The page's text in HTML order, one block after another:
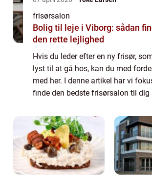
frisørsalon
Bolig til leje i Viborg: sådan
den rette lejlighed
Hvis du leder efter en ny frisør,
lyst til at gå hos, kan du med
med her. I denne artikel har vi
finde den bedste frisørsalon til dig